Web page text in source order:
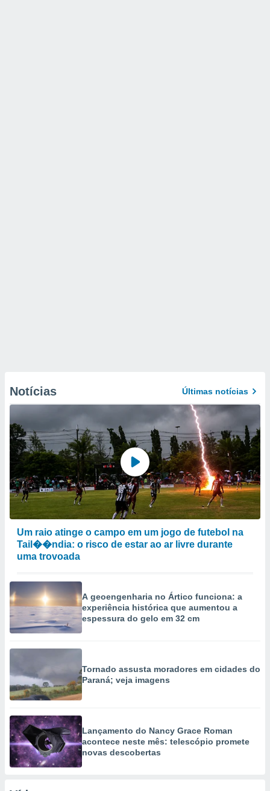
Notícias Últimas notícias
Um raio atinge o campo em um jogo de futebol na
Tail��ndia: o risco de estar ao ar livre durante
uma trovoada
A geoengenharia no Ártico funciona: a
experiência histórica que aumentou a
espessura do gelo em 32 cm
Tornado assusta moradores em cidades do
Paraná; veja imagens
Lançamento do Nancy Grace Roman
acontece neste mês: telescópio promete
novas descobertas